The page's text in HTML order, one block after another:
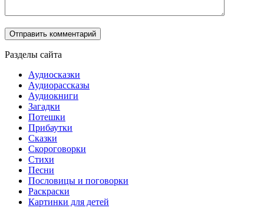
Разделы сайта
Аудиосказки
Аудиорассказы
Аудиокниги
Загадки
Потешки
Прибаутки
Сказки
Скороговорки
Стихи
Песни
Пословицы и поговорки
Раскраски
Картинки для детей